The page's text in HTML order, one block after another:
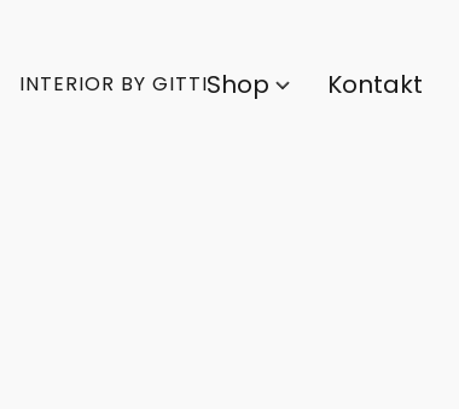
INTERIOR BY GITTIShop Kontakt